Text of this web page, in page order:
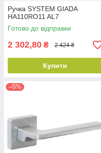
Ручка SYSTEM GIADA
HA110RO11 AL7
Готово до відправки
2 302,80 ₴ 2 424 ₴
Купити
–5%